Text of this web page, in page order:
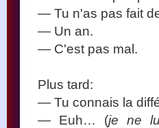
— Tu n'as pas fait
— Un an.
— C'est pas mal.
Plus tard:
— Tu connais la
— Euh… (je ne